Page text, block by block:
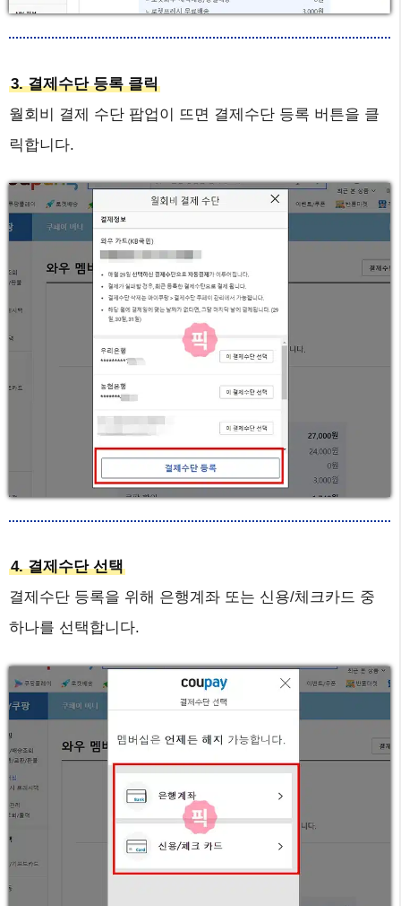
3. 결제수단 등록 클릭
월회비 결제 수단 팝업이 뜨면 결제수단 등록 버튼을 클
릭합니다.
4. 결제수단 선택
결제수단 등록을 위해 은행계좌 또는 신용/체크카드 중
하나를 선택합니다.